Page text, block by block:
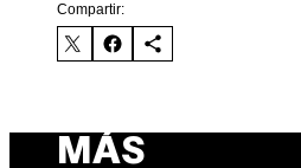
Compartir:
MÁS